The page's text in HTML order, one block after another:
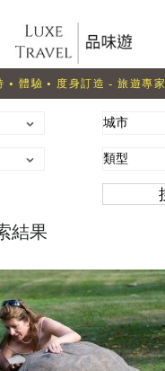
• 體驗 • 度身訂造 - 旅遊專家
結果